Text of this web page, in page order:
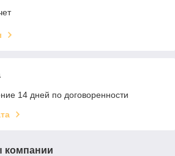
14 дней по договоренности
компании